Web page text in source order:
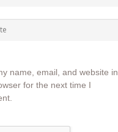
name, email, and website in
for the next time I